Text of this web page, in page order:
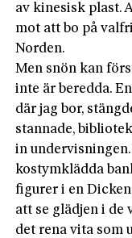
av kinesisk plast.
mot att bo på
Norden.
Men snön kan
inte är beredda.
där jag bor,
stannade,
in
kostymklädda
figurer i en
att se glädjen i de
det rena vita som